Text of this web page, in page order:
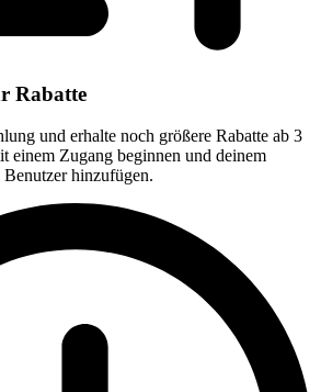
Rabatte
und erhalte noch größere Rabatte ab 3
einem Zugang beginnen und deinem
hinzufügen.